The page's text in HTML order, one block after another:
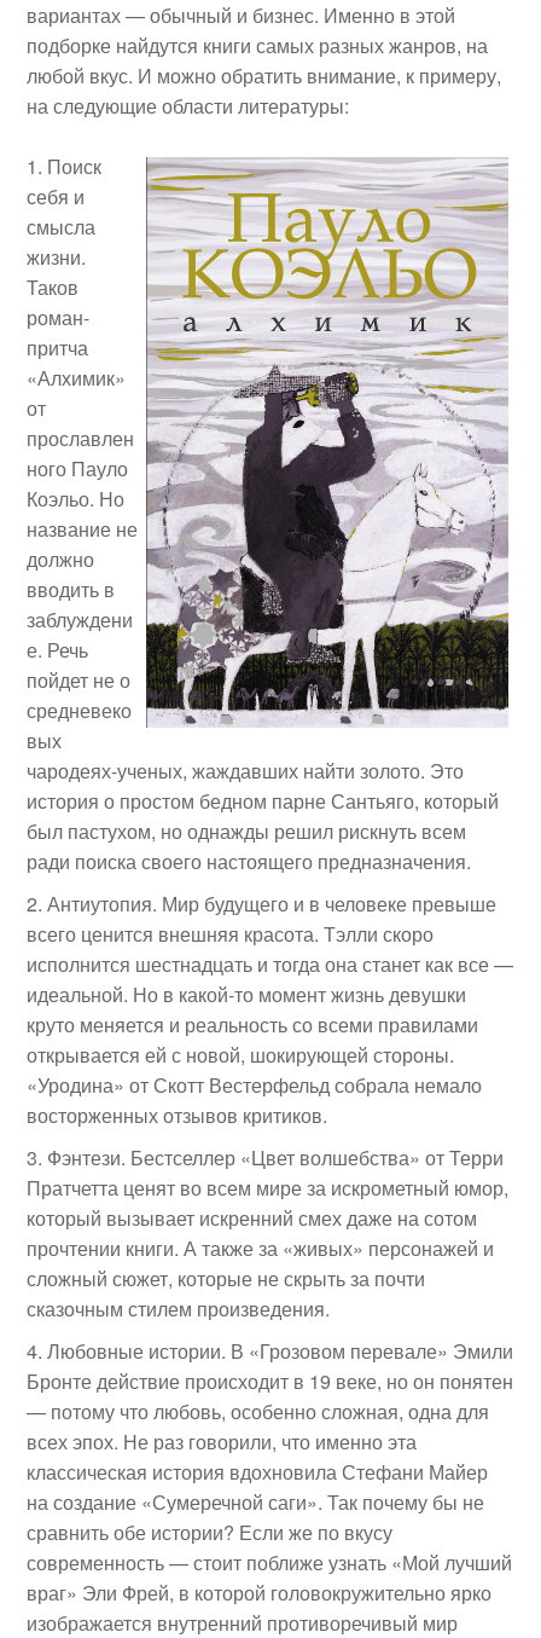
вариантах — обычный и бизнес. Именно в этой
подборке найдутся книги самых разных жанров, на
любой вкус. И можно обратить внимание, к примеру,
на следующие области литературы:
Поиск
себя и
смысла
жизни.
Таков
роман-
притча
«Алхимик»
от
прославлен
ного Пауло
Коэльо. Но
название не
должно
вводить в
заблуждени
е. Речь
пойдет не о
средневеко
вых
чародеях-ученых, жаждавших найти золото. Это
история о простом бедном парне Сантьяго, который
был пастухом, но однажды решил рискнуть всем
ради поиска своего настоящего предназначения.
Антиутопия. Мир будущего и в человеке превыше
всего ценится внешняя красота. Тэлли скоро
исполнится шестнадцать и тогда она станет как все —
идеальной. Но в какой-то момент жизнь девушки
круто меняется и реальность со всеми правилами
открывается ей с новой, шокирующей стороны.
«Уродина» от Скотт Вестерфельд собрала немало
восторженных отзывов критиков.
Фэнтези. Бестселлер «Цвет волшебства» от Терри
Пратчетта ценят во всем мире за искрометный юмор,
который вызывает искренний смех даже на сотом
прочтении книги. А также за «живых» персонажей и
сложный сюжет, которые не скрыть за почти
сказочным стилем произведения.
Любовные истории. В «Грозовом перевале» Эмили
Бронте действие происходит в 19 веке, но он понятен
— потому что любовь, особенно сложная, одна для
всех эпох. Не раз говорили, что именно эта
классическая история вдохновила Стефани Майер
на создание «Сумеречной саги». Так почему бы не
сравнить обе истории? Если же по вкусу
современность — стоит поближе узнать «Мой лучший
враг» Эли Фрей, в которой головокружительно ярко
изображается внутренний противоречивый мир